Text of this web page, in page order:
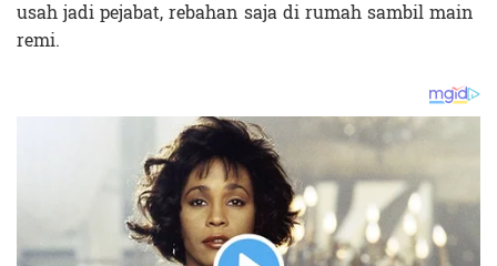
usah jadi pejabat, rebahan saja di rumah sambil main
remi.